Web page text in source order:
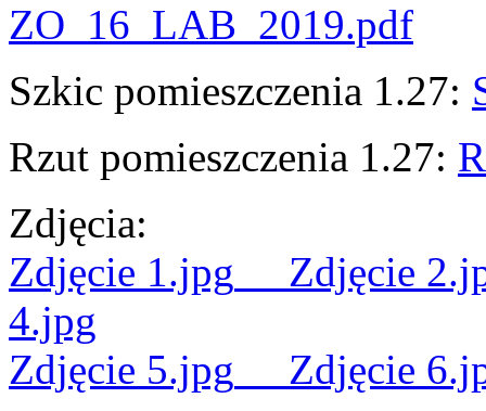
ZO_16_LAB_2019.pdf
Szkic pomieszczenia 1.27:
Rzut pomieszczenia 1.27:
Zdjęcia:
Zdjęcie 1.jpg Zdjęcie
4.jpg
Zdjęcie 5.jpg
Zdjęcie